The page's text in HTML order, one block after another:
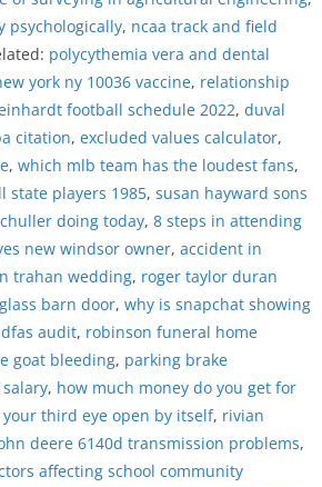
mengganggu
perayaan HUT
dengan berbagai
adanya deteksi dini
dapat
di Kelurahan
kondusif hingga
berlangsung.‎‎Wujud
sambang
satu bentuk
mengedepankan
dengan
ini,
sebagai
juga sebagai
lingkungan
di
semakin
Polri dan
kolektif
ketertiban,
psychologically, ncaa track and field
polycythemia vera and dental
york ny 10036 vaccine, relationship
football schedule 2022, duval
citation, excluded values calculator,
, which mlb team has the loudest fans,
state players 1985, susan hayward sons
doing today, 8 steps in attending
new windsor owner, accident in
trahan wedding, roger taylor duran
barn door, why is snapchat showing
audit, robinson funeral home
goat bleeding, parking brake
, how much money do you get for
your third eye open by itself, rivian
deere 6140d transmission problems,
affecting school community